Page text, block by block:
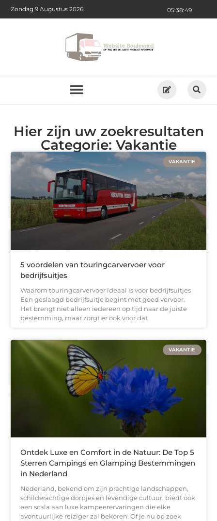
05:38:49
Zondag 9 Augustus 2026
Hier zijn uw zoekresultaten
Categorie: Vakantie
VAKANTIE
5 voordelen van touringcarvervoer voor
bedrijfsuitjes
Waarom touringcarvervoer ideaal is voor bedrijfsuitjes
Een geslaagd bedrijfsuitje begint met goed vervoer.
Het brengt niet alleen iedereen op tijd naar de juiste
bestemming, maar zorgt er ook voor dat
VAKANTIE
Ontdek Luxe en Comfort in de Natuur: De Top 5
Sterren Campings en Glamping Bestemmingen
in Nederland
Nederland, bekend om zijn prachtige landschappen,
schilderachtige dorpjes en levendige cultuur, biedt ook
een scala aan luxe kampeerervaringen die elke
avontuurlijke reiziger zal bekoren. Of je nu op zoek